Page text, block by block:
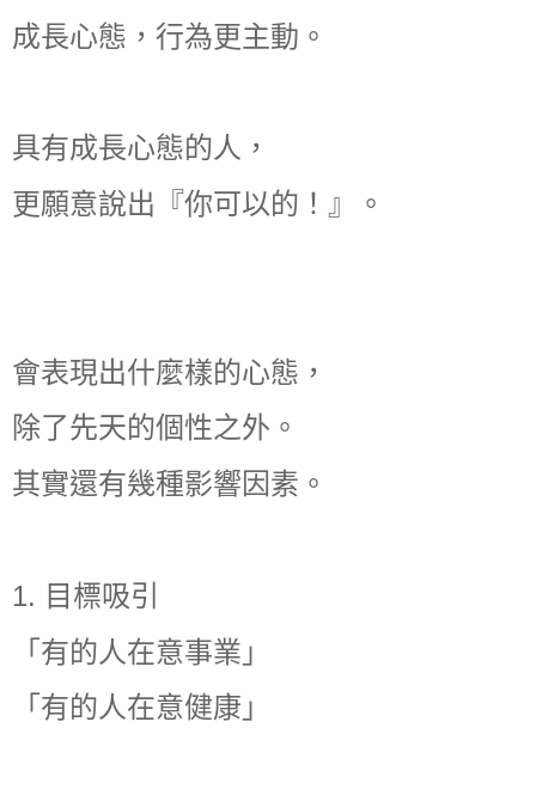
成長心態，行為更主動。
具有成長心態的人，
更願意說出『你可以的！』。
會表現出什麼樣的心態，
除了先天的個性之外。
其實還有幾種影響因素。
1. 目標吸引
「有的人在意事業」
「有的人在意健康」